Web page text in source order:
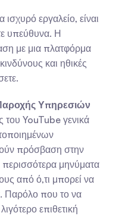
εργαλείο, είναι
υπεύθυνα. Η
με μια πλατφόρμα
και ηθικές
Υπηρεσιών
του YouTube γενικά
πρόσβαση στην
μηνύματα
από ό,τι μπορεί να
Παρόλο που το να
επιθετική